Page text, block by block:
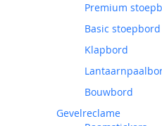
Premium
Basic
Klapbord
Bouwbord
Gevelreclame